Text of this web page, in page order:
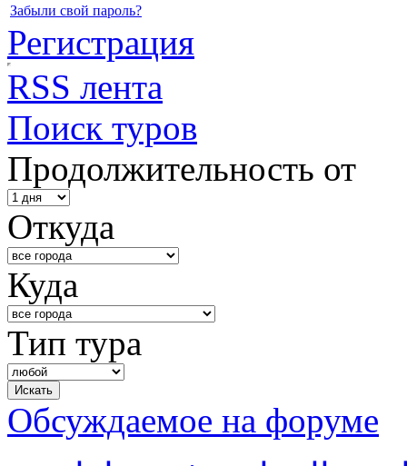
Забыли свой пароль?
Регистрация
RSS лента
Поиск туров
Продолжительность от
Откуда
Куда
Тип тура
Обсуждаемое на форуме